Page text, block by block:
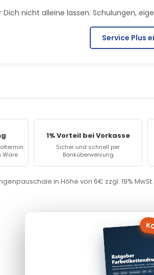
nicht alleine lassen. Schulungen,
Service Plus
Ware
1% Vorteil bei Vorkasse
Sicher und schnell per
Banküberweisung
in Höhe von 6€ zzgl. 19%